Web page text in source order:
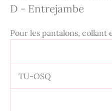
D - Entrejambe
Pour les pantalons, collant
TU-OSQ